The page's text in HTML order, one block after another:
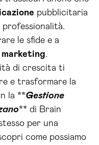
pubblicitaria
le sfide e a
marketing.
di crescita ti
e trasformare la
la **Gestione
** di Brain
per una
come possiamo